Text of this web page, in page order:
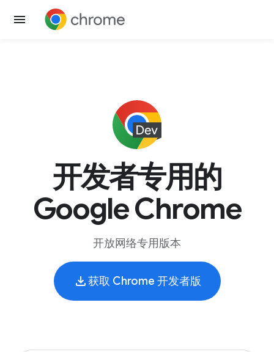
开发者专用的
Google Chrome
开放网络专用版本
获取 Chrome 开发者版